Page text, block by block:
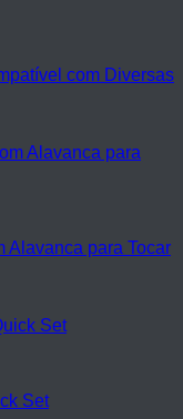
com Diversas
Alavanca para Tocar
Set